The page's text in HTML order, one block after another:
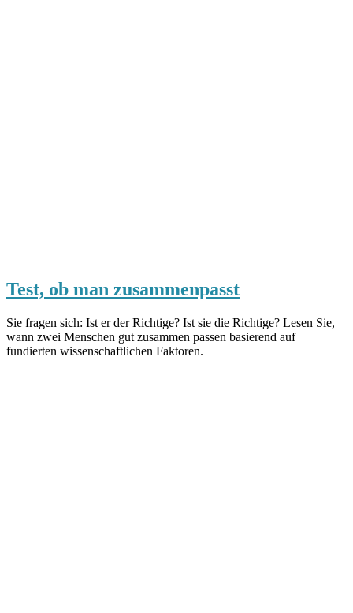
Test, ob man zusammenpasst
Sie fragen sich: Ist er der Richtige? Ist sie die Richtige? Lesen Sie,
wann zwei Menschen gut zusammen passen basierend auf
fundierten wissenschaftlichen Faktoren.